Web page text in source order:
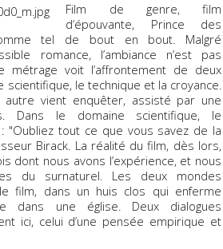
Film de genre, film
d’épouvante, Prince des
tel de bout en bout. Malgré
romance, l’ambiance n’est pas
métrage voit l’affrontement de deux
scientifique, le technique et la croyance.
vient enquêter, assisté par une
Dans le domaine scientifique, le
"Oubliez tout ce que vous savez de la
Birack. La réalité du film, dès lors,
dont nous avons l’expérience, et nous
du surnaturel. Les deux mondes
film, dans un huis clos qui enferme
dans une église. Deux dialogues
ici, celui d’une pensée empirique et